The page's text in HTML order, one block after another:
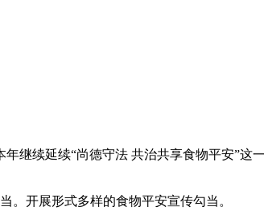
续延续“尚德守法 共治共享食物平安”这
开展形式多样的食物平安宣传勾当。